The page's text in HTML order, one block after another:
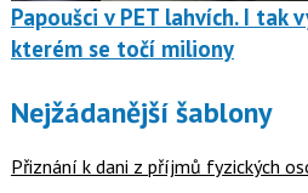
Papoušci v PET lahvích. I tak
kterém se točí miliony
Nejžádanější šablony
Přiznání k dani z příjmů fyzických